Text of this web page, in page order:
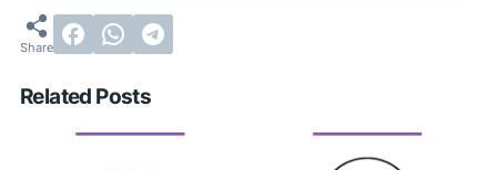
Related Posts